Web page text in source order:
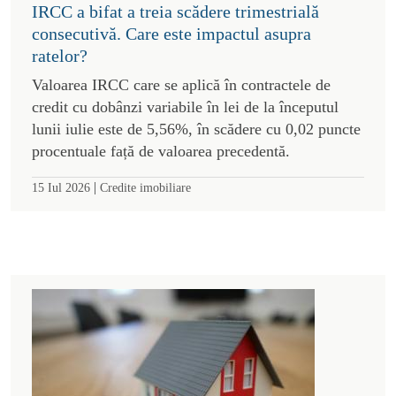
IRCC a bifat a treia scădere trimestrială
consecutivă. Care este impactul asupra
ratelor?
Valoarea IRCC care se aplică în contractele de
credit cu dobânzi variabile în lei de la începutul
lunii iulie este de 5,56%, în scădere cu 0,02 puncte
procentuale față de valoarea precedentă.
15 Iul 2026 | Credite imobiliare